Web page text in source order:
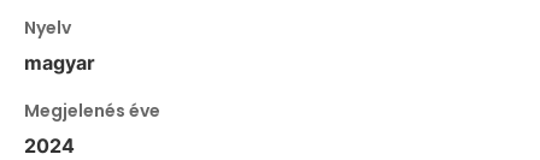
Nyelv
magyar
Megjelenés éve
2024